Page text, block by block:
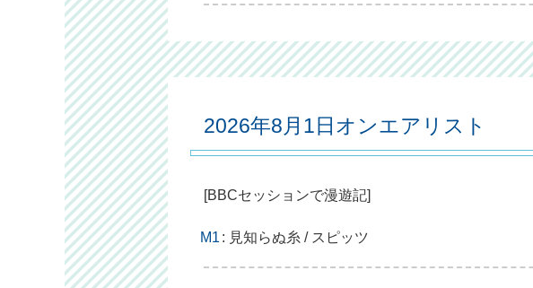
2026年8月1日オンエアリスト
[BBCセッションで漫遊記]
M1 : 見知らぬ糸 / スピッツ